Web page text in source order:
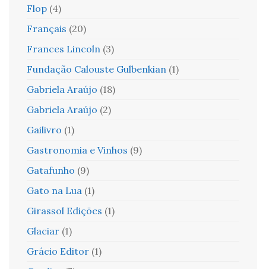
Flop (4)
Français (20)
Frances Lincoln (3)
Fundação Calouste Gulbenkian (1)
Gabriela Araújo (18)
Gabriela Araújo (2)
Gailivro (1)
Gastronomia e Vinhos (9)
Gatafunho (9)
Gato na Lua (1)
Girassol Edições (1)
Glaciar (1)
Grácio Editor (1)